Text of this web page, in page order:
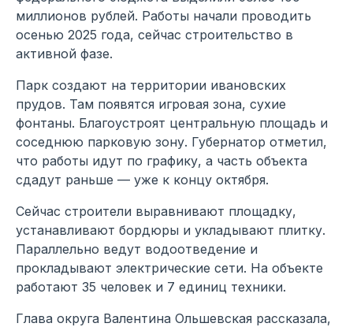
миллионов рублей. Работы начали проводить
осенью 2025 года, сейчас строительство в
активной фазе.
Парк создают на территории ивановских
прудов. Там появятся игровая зона, сухие
фонтаны. Благоустроят центральную площадь и
соседнюю парковую зону. Губернатор отметил,
что работы идут по графику, а часть объекта
сдадут раньше — уже к концу октября.
Сейчас строители выравнивают площадку,
устанавливают бордюры и укладывают плитку.
Параллельно ведут водоотведение и
прокладывают электрические сети. На объекте
работают 35 человек и 7 единиц техники.
Глава округа Валентина Ольшевская рассказала,